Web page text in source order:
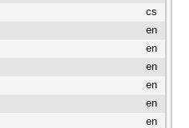
cs
en
en
en
en
en
en